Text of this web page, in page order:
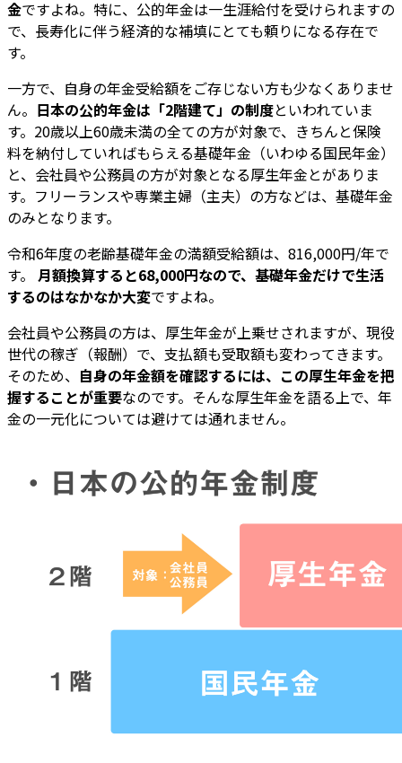
金ですよね。特に、公的年金は一生涯給付を受けられますの
で、長寿化に伴う経済的な補填にとても頼りになる存在で
す。
一方で、自身の年金受給額をご存じない方も少なくありませ
ん。 日本の公的年金は「2階建て」の制度といわれていま
す。20歳以上60歳未満の全ての方が対象で、きちんと保険
料を納付していればもらえる基礎年金（いわゆる国民年金）
と、会社員や公務員の方が対象となる厚生年金とがありま
す。フリーランスや専業主婦（主夫）の方などは、基礎年金
のみとなります。
令和6年度の老齢基礎年金の満額受給額は、816,000円/年で
す。 月額換算すると68,000円なので、基礎年金だけで生活
するのはなかなか大変ですよね。
会社員や公務員の方は、厚生年金が上乗せされますが、現役
世代の稼ぎ（報酬）で、支払額も受取額も変わってきます。
そのため、 自身の年金額を確認するには、この厚生年金を把
握することが重要なのです。そんな厚生年金を語る上で、年
金の一元化については避けては通れません。